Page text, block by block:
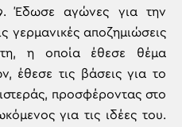
Έδωσε αγώνες για την
γερμανικές αποζημιώσεις
η οποία έθεσε θέμα
έθεσε τις βάσεις για το
προσφέροντας στο
για τις ιδέες του.